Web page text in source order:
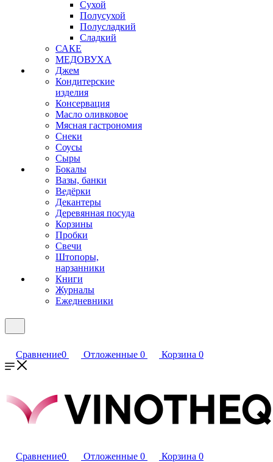
Сухой
Полусухой
Полусладкий
Сладкий
САКЕ
МЕДОВУХА
Джем
Кондитерские
изделия
Консервация
Масло оливковое
Мясная гастрономия
Снеки
Соусы
Сыры
Бокалы
Вазы, банки
Ведёрки
Декантеры
Деревянная посуда
Корзины
Пробки
Свечи
Штопоры,
нарзанники
Книги
Журналы
Ежедневники
Сравнение0 Отложенные 0 Корзина 0
Сравнение0 Отложенные 0 Корзина 0